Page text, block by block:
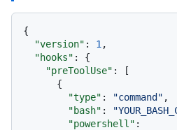
{
"version" : 1 ,
"hooks" :
{
"preToolUse" :
[
{
"type" : "command" ,
"bash" :
"powershell" :